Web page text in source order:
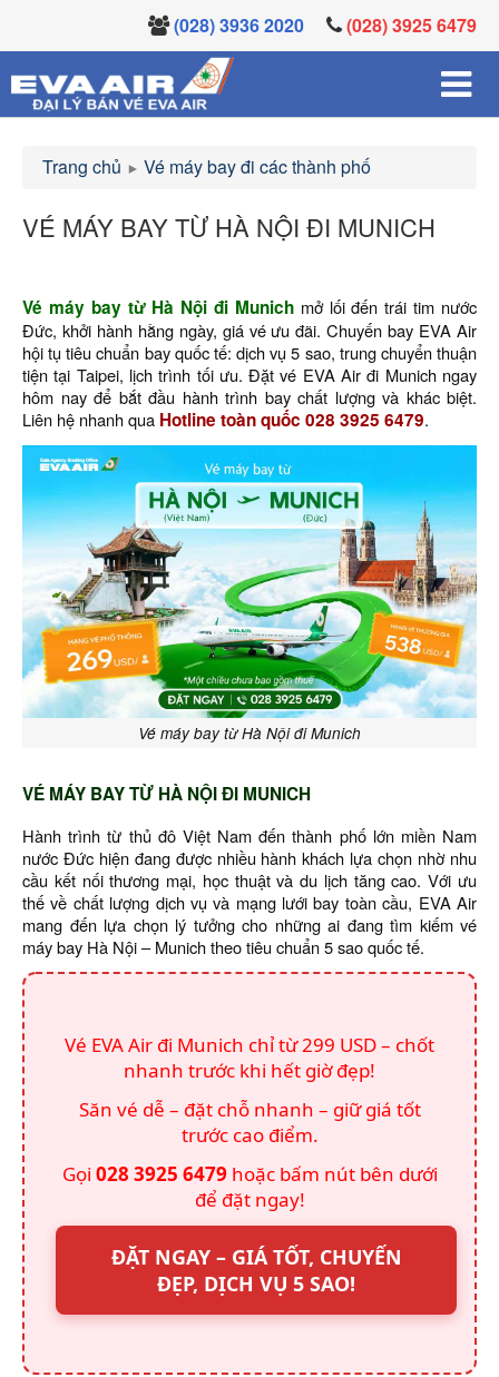
(028) 3936 2020 (028) 3925 6479
Trang chủ Vé máy bay đi các thành phố
VÉ MÁY BAY TỪ HÀ NỘI ĐI MUNICH
Vé máy bay từ Hà Nội đi Munichmở lối đến trái tim nước
Đức, khởi hành hằng ngày, giá vé ưu đãi. Chuyến bay EVA Air
hội tụ tiêu chuẩn bay quốc tế: dịch vụ 5 sao, trung chuyển thuận
tiện tại Taipei, lịch trình tối ưu. Đặt vé EVA Air đi Munich ngay
hôm nay để bắt đầu hành trình bay chất lượng và khác biệt.
Liên hệ nhanh qua Hotline toàn quốc 028 3925 6479.
Vé máy bay từ Hà Nội đi Munich
VÉ MÁY BAY TỪ HÀ NỘI ĐI MUNICH
Hành trình từ thủ đô Việt Nam đến thành phố lớn miền Nam
nước Đức hiện đang được nhiều hành khách lựa chọn nhờ nhu
cầu kết nối thương mại, học thuật và du lịch tăng cao. Với ưu
thế về chất lượng dịch vụ và mạng lưới bay toàn cầu, EVA Air
mang đến lựa chọn lý tưởng cho những ai đang tìm kiếm vé
máy bay Hà Nội – Munich theo tiêu chuẩn 5 sao quốc tế.
Vé EVA Air đi Munich chỉ từ 299 USD – chốt
nhanh trước khi hết giờ đẹp!
Săn vé dễ – đặt chỗ nhanh – giữ giá tốt
trước cao điểm.
Gọi 028 3925 6479 hoặc bấm nút bên dưới
để đặt ngay!
ĐẶT NGAY – GIÁ TỐT, CHUYẾN
ĐẸP, DỊCH VỤ 5 SAO!